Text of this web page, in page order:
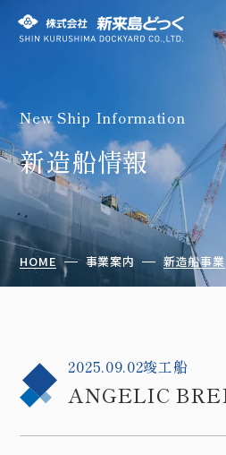
株式会社 新来島どっく
New Ship Information
新造船情報
HOME 事業案内 新造船事業
2025.09.02竣工船
ANGELIC